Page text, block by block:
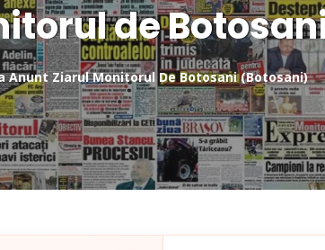
de
Anunt Ziarul Monitorul De Botosani (Botosani)